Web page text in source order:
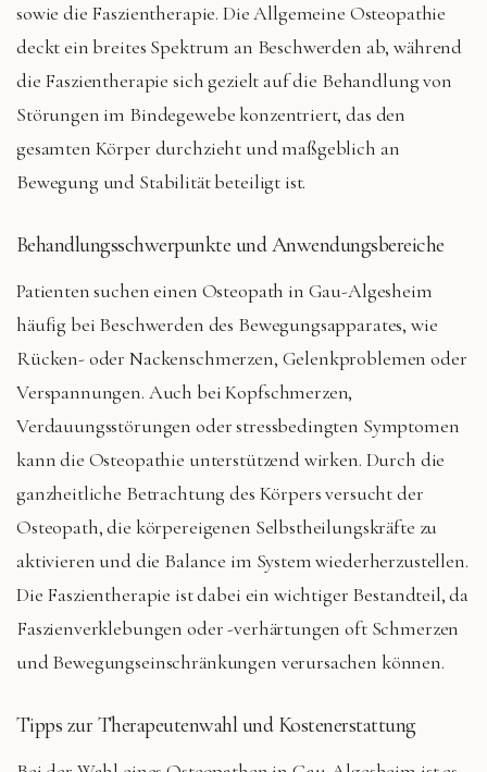
sowie die Faszientherapie. Die Allgemeine Osteopathie
deckt ein breites Spektrum an Beschwerden ab, während
die Faszientherapie sich gezielt auf die Behandlung von
Störungen im Bindegewebe konzentriert, das den
gesamten Körper durchzieht und maßgeblich an
Bewegung und Stabilität beteiligt ist.
Behandlungsschwerpunkte und Anwendungsbereiche
Patienten suchen einen Osteopath in Gau-Algesheim
häufig bei Beschwerden des Bewegungsapparates, wie
Rücken- oder Nackenschmerzen, Gelenkproblemen oder
Verspannungen. Auch bei Kopfschmerzen,
Verdauungsstörungen oder stressbedingten Symptomen
kann die Osteopathie unterstützend wirken. Durch die
ganzheitliche Betrachtung des Körpers versucht der
Osteopath, die körpereigenen Selbstheilungskräfte zu
aktivieren und die Balance im System wiederherzustellen.
Die Faszientherapie ist dabei ein wichtiger Bestandteil, da
Faszienverklebungen oder -verhärtungen oft Schmerzen
und Bewegungseinschränkungen verursachen können.
Tipps zur Therapeutenwahl und Kostenerstattung